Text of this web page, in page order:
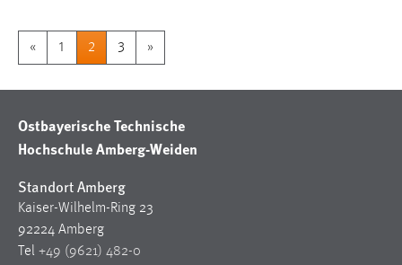
« 1 2 3 »
Ostbayerische Technische
Hochschule Amberg-Weiden
Standort Amberg
Kaiser-Wilhelm-Ring 23
92224 Amberg
Tel +49 (9621) 482-0